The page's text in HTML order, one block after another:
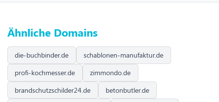
Ähnliche Domains
die-buchbinder.de
schablonen-manufaktur.de
profi-kochmesser.de
zimmondo.de
brandschutzschilder24.de
betonbutler.de